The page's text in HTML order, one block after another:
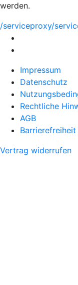
werden.
/serviceproxy/
Impressum
Datenschutz
Rechtliche
AGB
Barrierefreiheit
Vertrag widerrufen